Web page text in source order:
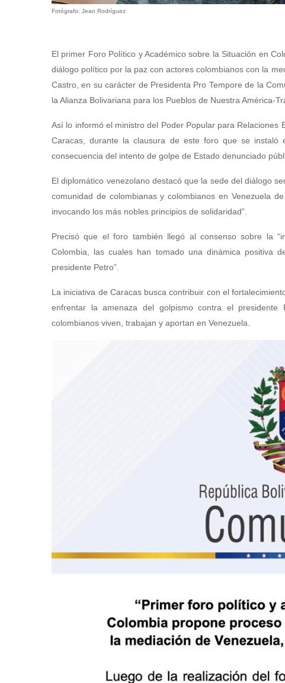
Fotógrafo: Jean Rodríguez
El primer Foro Político y Académico sobre la Situación en
diálogo político por la paz con actores colombianos con la
Castro, en su carácter de Presidenta Pro Tempore de la
la Alianza Bolivariana para los Pueblos de Nuestra América-
Así lo informó el ministro del Poder Popular para Relaciones
Caracas, durante la clausura de este foro que se
consecuencia del intento de golpe de Estado denunciado
El diplomático venezolano destacó que la sede del diálogo
comunidad de colombianas y colombianos en Venezuela
invocando los más nobles principios de solidaridad”.
Precisó que el foro también llegó al consenso sobre la
Colombia, las cuales han tomado una dinámica positiva
presidente Petro”.
La iniciativa de Caracas busca contribuir con el
enfrentar la amenaza del golpismo contra el
colombianos viven, trabajan y aportan en Venezuela.